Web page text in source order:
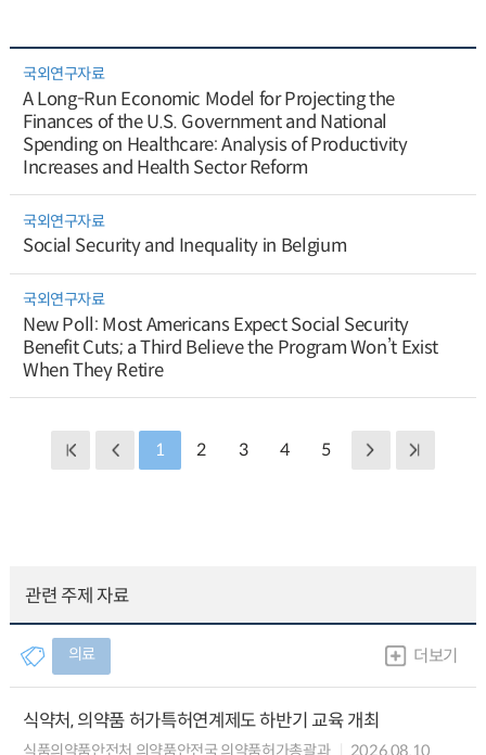
국외연구자료
A Long-Run Economic Model for Projecting the
Finances of the U.S. Government and National
Spending on Healthcare: Analysis of Productivity
Increases and Health Sector Reform
국외연구자료
Social Security and Inequality in Belgium
국외연구자료
New Poll: Most Americans Expect Social Security
Benefit Cuts; a Third Believe the Program Won’t Exist
When They Retire
1 2 3 4 5
관련 주제 자료
의료 더보기
식약처, 의약품 허가특허연계제도 하반기 교육 개최
식품의약품안전처 의약품안전국 의약품허가총괄과
2026.08.10